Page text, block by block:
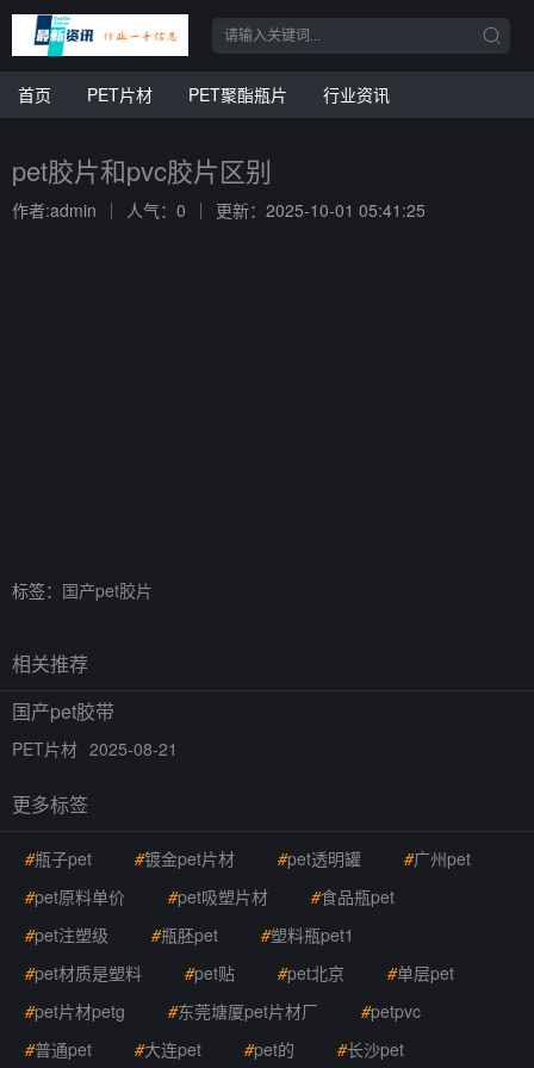
首页 PET片材 PET聚酯瓶片 行业资讯
pet胶片和pvc胶片区别
作者:admin 人气：0 更新：2025-10-01 05:41:25
标签： 国产pet胶片
相关推荐
国产pet胶带
PET片材 2025-08-21
更多标签
#瓶子pet #镀金pet片材 #pet透明罐 #广州pet
#pet原料单价 #pet吸塑片材 #食品瓶pet
#pet注塑级 #瓶胚pet #塑料瓶pet1
#pet材质是塑料 #pet贴 #pet北京 #单层pet
#pet片材petg #东莞塘厦pet片材厂 #petpvc
#普通pet #大连pet #pet的 #长沙pet